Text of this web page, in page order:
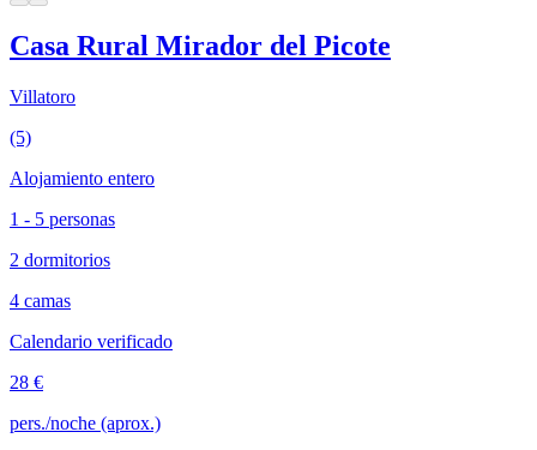
Casa Rural Mirador del Picote
Villatoro
(5)
Alojamiento entero
1 - 5 personas
2 dormitorios
4 camas
Calendario verificado
28 €
pers./noche (aprox.)